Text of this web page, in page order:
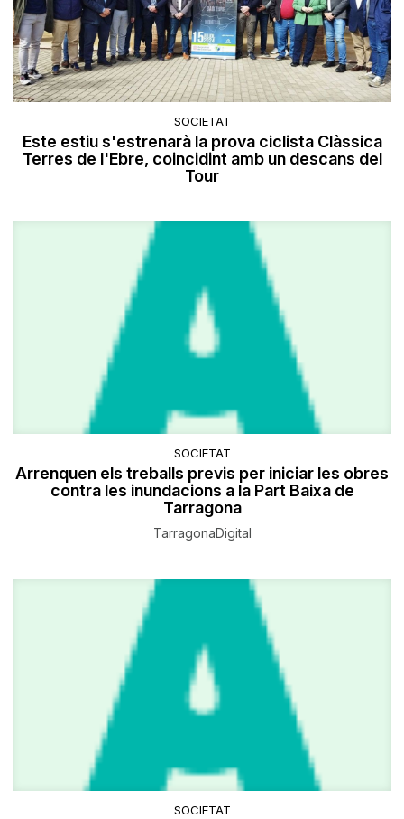
SOCIETAT
Este estiu s'estrenarà la prova ciclista Clàssica
Terres de l'Ebre, coincidint amb un descans del
Tour
SOCIETAT
Arrenquen els treballs previs per iniciar les obres
contra les inundacions a la Part Baixa de
Tarragona
TarragonaDigital
SOCIETAT